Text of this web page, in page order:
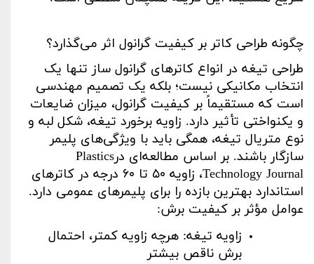
چگونه طراحی کاتر بر کیفیت گرانول اثر می‌گذارد؟
طراحی تیغه در انواع کاترهای گرانول ساز تنها یک
انتخاب مکانیکی نیست؛ بلکه یک تصمیم مهندسی
است که مستقیماً بر کیفیت گرانول، میزان ضایعات
و یکنواختی تأثیر دارد. زاویه برخورد تیغه، شکل لبه و
نوع متریال تیغه، همگی باید با ویژگی‌های پلیمر
سازگار باشند. بر اساس مطالعه‌ای درPlastics
Technology Journal، زاویه ۵۰ تا ۶۰ درجه در کاترهای
استاندارد بهترین بازده را برای پلیمرهای عمومی دارد.
عوامل مؤثر بر کیفیت برش:
زاویه تیغه: هرچه زاویه کمتر، احتمال
برش ناقص بیشتر